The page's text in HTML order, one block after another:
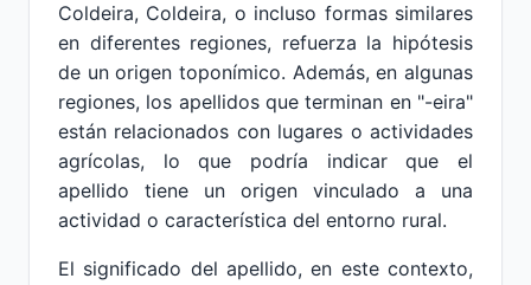
Coldeira, Coldeira, o incluso formas similares
en diferentes regiones, refuerza la hipótesis
de un origen toponímico. Además, en algunas
regiones, los apellidos que terminan en "-eira"
están relacionados con lugares o actividades
agrícolas, lo que podría indicar que el
apellido tiene un origen vinculado a una
actividad o característica del entorno rural.
El significado del apellido, en este contexto,